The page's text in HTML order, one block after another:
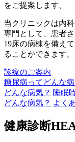
当クリニックは内
専門として、患者
19床の病棟を備え
ることができます。
診療のご案内
糖尿病ってどんな病
どんな病気？ 睡眠
どんな病気？ よく
健康診断